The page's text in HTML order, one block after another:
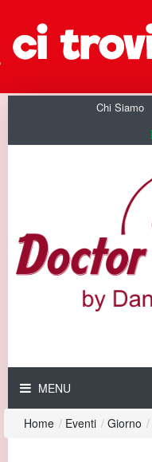
Chi Siamo
MENU
Home / Eventi / Giorno /